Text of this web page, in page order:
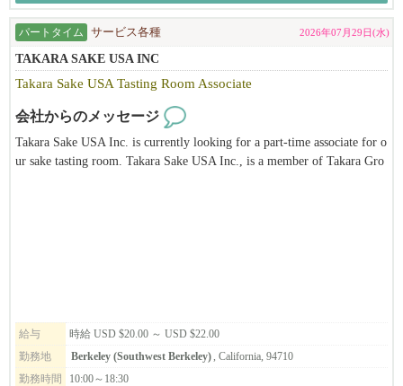
パートタイム サービス各種 2026年07月29日(水)
TAKARA SAKE USA INC
Takara Sake USA Tasting Room Associate
会社からのメッセージ
Takara Sake USA Inc. is currently looking for a part-time associate for o
ur sake tasting room. Takara Sake USA Inc., is a member of Takara Gro
ention to detail, organizational skills, time management, physical stamin
a, and problem-solving abilities, with an added interest in or knowledge
給与
時給 USD $20.00 ～ USD $22.00
勤務地
Berkeley (Southwest Berkeley) , California, 94710
勤務時間
10:00～18:30